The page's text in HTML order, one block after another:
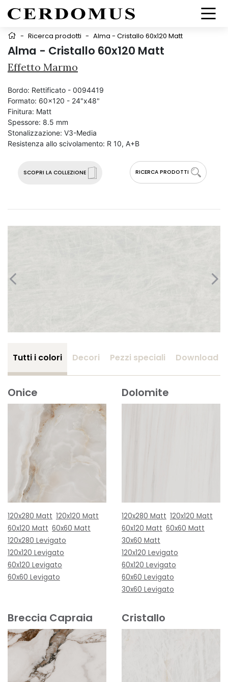
- Ricerca prodotti - Alma - Cristallo 60x120 Matt
Alma - Cristallo 60x120 Matt
Effetto Marmo
SCOPRI LA COLLEZIONE RICERCA PRODOTTI
Bordo: Rettificato - 0094419
Formato: 60x120 - 24"x48"
Finitura: Matt
Spessore: 8.5 mm
Stonalizzazione: V3-Media
Resistenza allo scivolamento: R 10, A+B
Tutti i colori Decori Pezzi speciali Download
Onice
120x280 Matt 120x120 Matt
60x120 Matt 60x60 Matt
120x280 Levigato
120x120 Levigato
60x120 Levigato
60x60 Levigato
Dolomite
120x280 Matt 120x120 Matt
60x120 Matt 60x60 Matt
30x60 Matt
120x120 Levigato
60x120 Levigato
60x60 Levigato
30x60 Levigato
Breccia Capraia Cristallo